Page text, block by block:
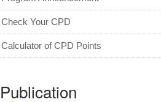
Check Your CPD
Calculator of CPD Points
Publication